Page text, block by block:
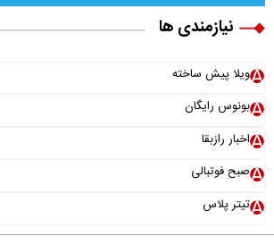
نیازمندی ها
ویلا پیش ساخته
بونوس رایگان
اخبار رازبقا
صبح فوتبالی
تیتر پلاس